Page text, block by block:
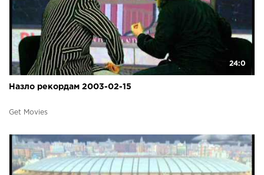
24:0
Назло рекордам 2003-02-15
Get Movies